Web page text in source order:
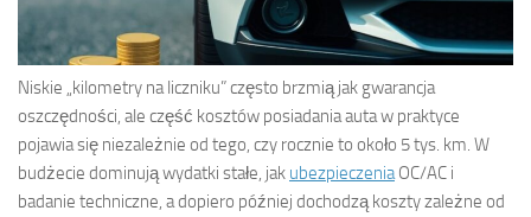
Niskie „kilometry na liczniku” często brzmią jak gwarancja
oszczędności, ale część kosztów posiadania auta w praktyce
pojawia się niezależnie od tego, czy rocznie to około 5 tys. km. W
budżecie dominują wydatki stałe, jak ubezpieczenia OC/AC i
badanie techniczne, a dopiero później dochodzą koszty zależne od